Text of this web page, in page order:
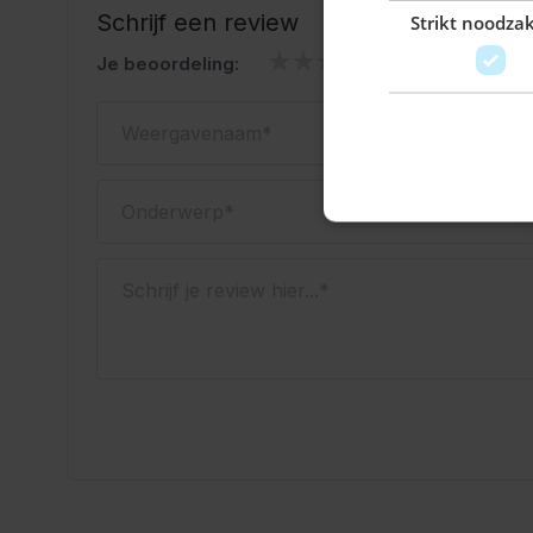
Schrijf een review
Je beoordeling:
Strikt